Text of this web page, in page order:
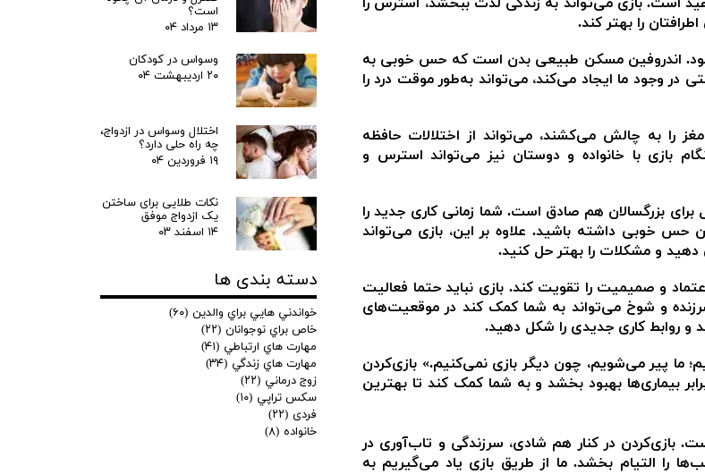
را بهتر کند.
شود. اندروفین مسکن طبیعی بدن است که حس خوبی به
در وجود ما ایجاد می‌کند، می‌تواند به‌طور موقت درد را
را به چالش می‌کشند، می‌تواند از اختلالات حافظه
بازی با خانواده و دوستان نیز می‌تواند استرس و
بزرگسالان هم صادق است. شما زمانی کاری جدید را
حس خوبی داشته باشید. علاوه بر این، بازی می‌تواند
دهید و مشکلات را بهتر حل کنید.
و صمیمیت را تقویت کند. بازی نباید حتما فعالیت
و شوخ می‌تواند به شما کمک کند در موقعیت‌های
و روابط کاری جدیدی را شکل دهید.
ما پیر می‌شویم، چون دیگر بازی نمی‌کنیم.» بازی‌کردن
بیماری‌ها بهبود بخشد و به شما کمک کند تا بهترین
بازی‌کردن در کنار هم شادی، سرزندگی و تاب‌‌آوری در
را التیام بخشد. ما از طریق بازی یاد می‌گیریم به
است؟
۱۳ مرداد ۰۴
وسواس در کودکان
۲۰ اردیبهشت ۰۴
اختلال وسواس در ازدواج،
چه راه حلی دارد؟
۱۹ فروردین ۰۴
نکات طلایی برای ساختن
یک ازدواج موفق
۱۴ اسفند ۰۳
دسته بندی ها
خواندني هايي براي والدين (۶۰)
خاص براي نوجوانان (۲۲)
مهارت هاي ارتباطي (۴۱)
مهارت هاي زندگي (۳۴)
زوج درماني (۲۲)
سكس تراپي (۱۰)
فردی (۲۲)
خانواده (۸)